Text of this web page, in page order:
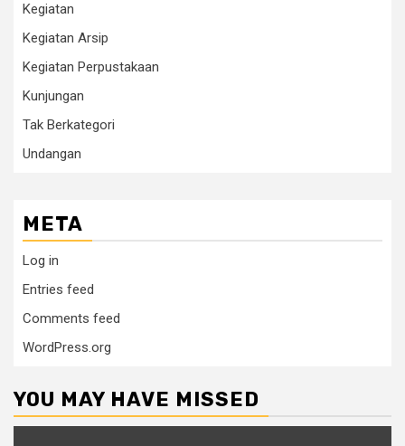
Kegiatan
Kegiatan Arsip
Kegiatan Perpustakaan
Kunjungan
Tak Berkategori
Undangan
META
Log in
Entries feed
Comments feed
WordPress.org
YOU MAY HAVE MISSED